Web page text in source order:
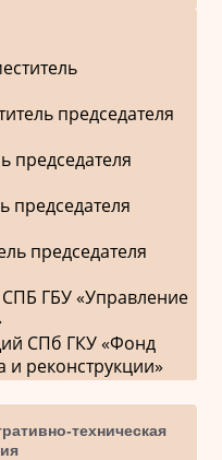
председателя
председателя
председателя
председателя
ГБУ «Управление
СПб ГКУ «Фонд
и реконструкции»
техническая